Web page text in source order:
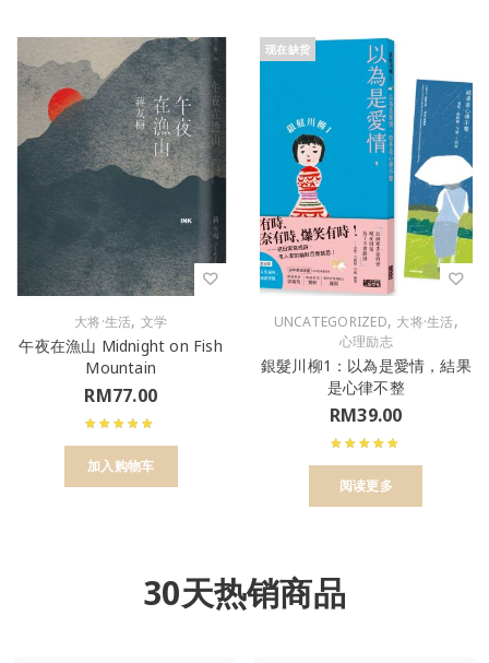
大将·生活, 文学
午夜在漁山 Midnight on Fish
Mountain
RM77.00
加入购物车
现在缺货
UNCATEGORIZED, 大将·生活,
心理励志
銀髮川柳1：以為是愛情，結果
是心律不整
RM39.00
阅读更多
30天热销商品